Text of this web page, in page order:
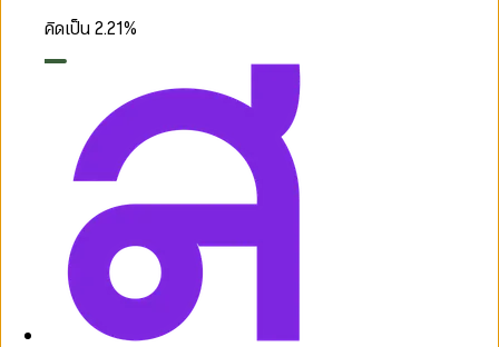
คิดเป็น2.21%